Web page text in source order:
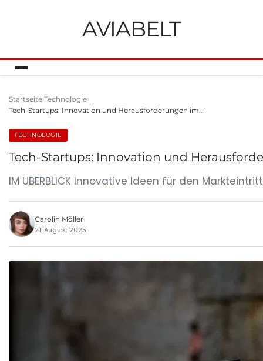
AVIABELT
Startseite Technologie
Tech-Startups: Innovation und Herausforderungen im…
TECHNOLOGIE
Tech-Startups: Innovation und
IM ÜBERBLICK Innovative Ideen für den
Carolin Möller
21. August 2025